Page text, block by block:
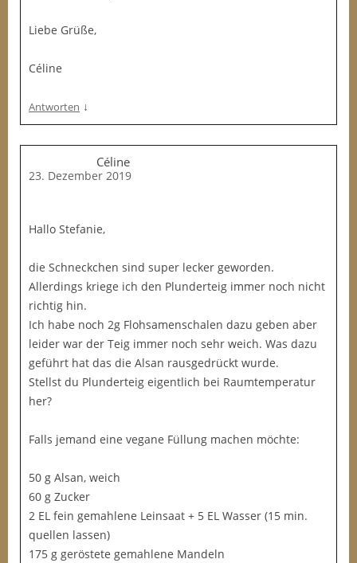
Liebe Grüße,
Céline
Antworten ↓
Céline
23. Dezember 2019
Hallo Stefanie,
die Schneckchen sind super lecker geworden.
Allerdings kriege ich den Plunderteig immer noch nicht
richtig hin.
Ich habe noch 2g Flohsamenschalen dazu geben aber
leider war der Teig immer noch sehr weich. Was dazu
geführt hat das die Alsan rausgedrückt wurde.
Stellst du Plunderteig eigentlich bei Raumtemperatur
her?
Falls jemand eine vegane Füllung machen möchte:
50 g Alsan, weich
60 g Zucker
2 EL fein gemahlene Leinsaat + 5 EL Wasser (15 min.
quellen lassen)
175 g geröstete gemahlene Mandeln